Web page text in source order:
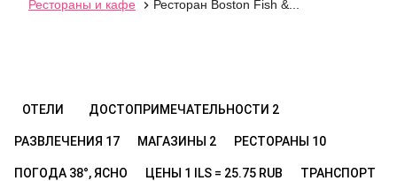
Рестораны и кафе
 Ресторан Boston Fish &...
ОТЕЛИ ДОСТОПРИМЕЧАТЕЛЬНОСТИ 2
РАЗВЛЕЧЕНИЯ 17 МАГАЗИНЫ 2 РЕСТОРАНЫ 10
ПОГОДА 38°, ЯСНО ЦЕНЫ 1 ILS = 25.75 RUB ТРАНСПОРТ